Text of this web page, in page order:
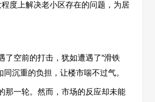
度上解决老小区存在的问题，为居
空前的打击，犹如遭遇了“滑铁
沉重的负担，让楼市喘不过气。
那一轮。然而，市场的反应却未能